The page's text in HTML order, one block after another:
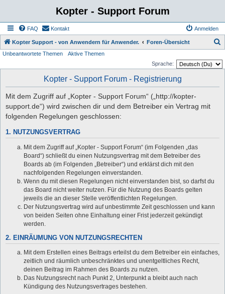
Kopter - Support Forum
FAQ Kontakt Anmelden
Kopter Support - von Anwendern für Anwender. Foren-Übersicht
Unbeantwortete Themen
Aktive Themen
Sprache:
Kopter - Support Forum - Registrierung
Mit dem Zugriff auf „Kopter - Support Forum“ („http://kopter-
support.de“) wird zwischen dir und dem Betreiber ein Vertrag mit
folgenden Regelungen geschlossen:
1. NUTZUNGSVERTRAG
Mit dem Zugriff auf „Kopter - Support Forum“ (im Folgenden „das
Board“) schließt du einen Nutzungsvertrag mit dem Betreiber des
Boards ab (im Folgenden „Betreiber“) und erklärst dich mit den
nachfolgenden Regelungen einverstanden.
Wenn du mit diesen Regelungen nicht einverstanden bist, so darfst du
das Board nicht weiter nutzen. Für die Nutzung des Boards gelten
jeweils die an dieser Stelle veröffentlichten Regelungen.
Der Nutzungsvertrag wird auf unbestimmte Zeit geschlossen und kann
von beiden Seiten ohne Einhaltung einer Frist jederzeit gekündigt
werden.
2. EINRÄUMUNG VON NUTZUNGSRECHTEN
Mit dem Erstellen eines Beitrags erteilst du dem Betreiber ein einfaches,
zeitlich und räumlich unbeschränktes und unentgeltliches Recht,
deinen Beitrag im Rahmen des Boards zu nutzen.
Das Nutzungsrecht nach Punkt 2, Unterpunkt a bleibt auch nach
Kündigung des Nutzungsvertrages bestehen.